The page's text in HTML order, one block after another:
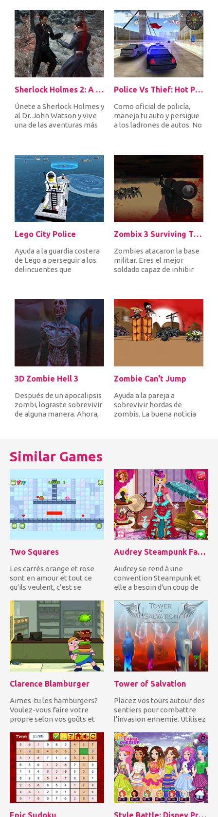
Sherlock Holmes 2: A Game of Shadows Checkmate
Únete a Sherlock Holmes y
al Dr. John Watson y vive
una de las aventuras más
Police Vs Thief: Hot Pursuit
Como oficial de policía,
maneja tu auto y persigue
a los ladrones de autos. No
Lego City Police
Ayuda a la guardia costera
de Lego a perseguir a los
delincuentes que
Zombix 3 Surviving The Desert
Zombies atacaron la base
militar. Eres el mejor
soldado capaz de inhibir
3D Zombie Hell 3
Después de un apocalipsis
zombi, lograste sobrevivir
de alguna manera. Ahora,
Zombie Can't Jump
Ayuda a la pareja a
sobrevivir hordas de
zombis. La buena noticia
Similar Games
Two Squares
Les carrés orange et rose
sont en amour et tout ce
qu'ils veulent, c'est se
Audrey Steampunk Fashion
Audrey se rend à une
convention Steampunk et
elle a besoin d'un coup de
métamorphoser!...
Clarence Blamburger
Aimes-tu les hamburgers?
Voulez-vous faire votre
propre selon vos goûts et
Tower of Salvation
Placez vos tours autour des
sentiers pour combattre
l'invasion ennemie. Utilisez
Epic Sudoku Style Battle: Disney Princesses